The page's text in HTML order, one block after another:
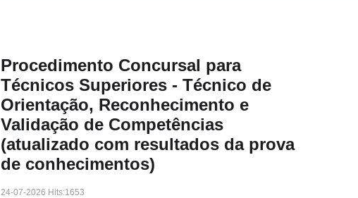
Procedimento Concursal para
Técnicos Superiores - Técnico de
Orientação, Reconhecimento e
Validação de Competências
(atualizado com resultados da prova
de conhecimentos)
24-07-2026 Hits:1653